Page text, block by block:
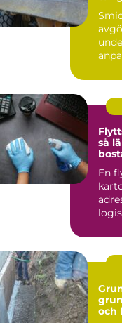
så
En
och